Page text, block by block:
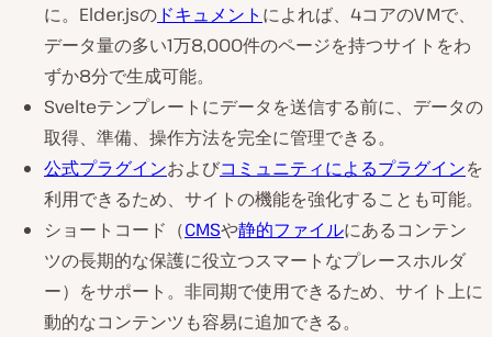
に。Elder.jsの ドキュメント によれば、4コアのVMで、
データ量の多い1万8,000件のページを持つサイトをわ
ずか8分で生成可能。
Svelteテンプレートにデータを送信する前に、データの
取得、準備、操作方法を完全に管理できる。
公式プラグインおよびコミュニティによるプラグインを
利用できるため、サイトの機能を強化することも可能。
ショートコード（CMSや静的ファイルにあるコンテン
ツの長期的な保護に役立つスマートなプレースホルダ
ー）をサポート。非同期で使用できるため、サイト上に
動的なコンテンツも容易に追加できる。